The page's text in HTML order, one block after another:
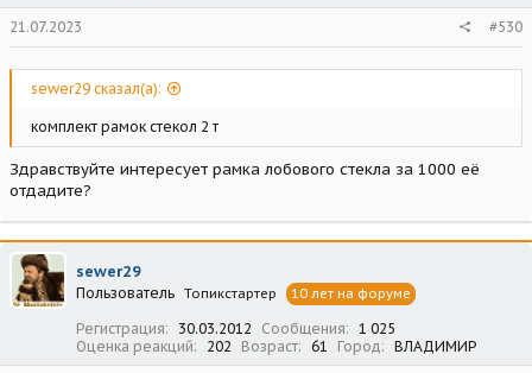
21.07.2023 #530
sewer29 сказал(а):
комплект рамок стекол 2 т
Здравствуйте интересует рамка лобового стекла за 1000 её
отдадите?
sewer29
Пользователь Топикстартер 10 лет на форуме
Регистрация 30.03.2012 Сообщения
1 025
Оценка реакций
202 Возраст 61 Город ВЛАДИМИР